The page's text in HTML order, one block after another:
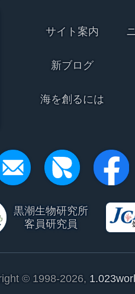
サイト案内
新ブログ
海を創るには
黒潮生物研究所
客員研究員
© 1998-2026,